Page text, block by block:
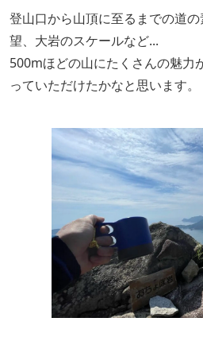
登山口から山頂に至るまでの道
望、大岩のスケールなど...
500mほどの山にたくさんの魅力
っていただけたかなと思います。